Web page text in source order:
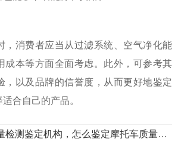
，消费者应当从过滤系统、空气净化能
成本等方面全面考虑。此外，可参考其
，以及品牌的信誉度，从而更好地鉴定
合自己的产品。
测鉴定机构，怎么鉴定摩托车质量不合格